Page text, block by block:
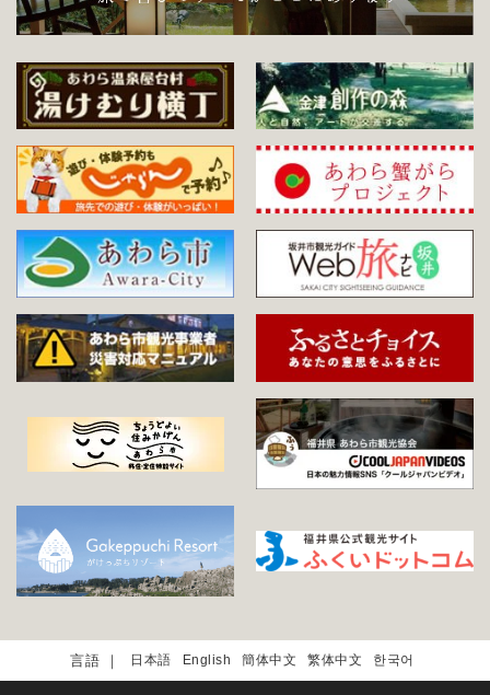
日本語 English 簡体中文 繁体中文 한국어